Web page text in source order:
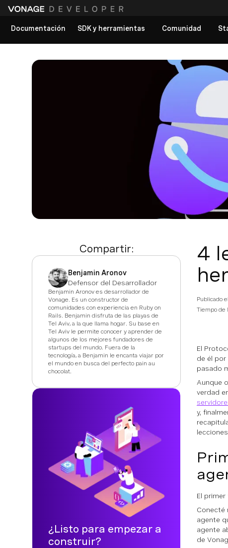
Documentación
SDK y herramientas Comunidad
Compartir:
Benjamin Aronov
Defensor del Desarrollador
Benjamin Aronov es desarrollador de
Vonage. Es un constructor de
comunidades con experiencia en Ruby on
Rails. Benjamin disfruta de las playas de
Tel Aviv, a la que llama hogar. Su base en
Tel Aviv le permite conocer y aprender de
algunos de los mejores fundadores de
startups del mundo. Fuera de la
tecnología, a Benjamin le encanta viajar por
el mundo en busca del perfecto pain au
chocolat.
¿Listo para empezar a
construir?
4
Publicado el
Tiempo de
El
de él por
pasado
Aunque
verdad
y,
El
Conecté
agente
agente
de